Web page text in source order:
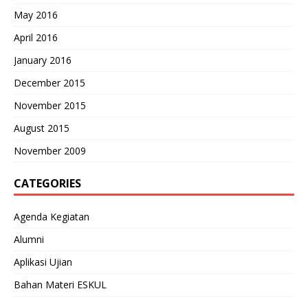
May 2016
April 2016
January 2016
December 2015
November 2015
August 2015
November 2009
CATEGORIES
Agenda Kegiatan
Alumni
Aplikasi Ujian
Bahan Materi ESKUL